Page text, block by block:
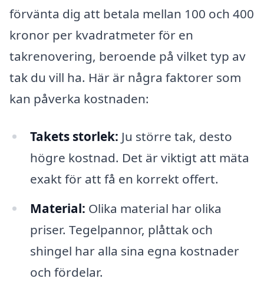
förvänta dig att betala mellan 100 och 400
kronor per kvadratmeter för en
takrenovering, beroende på vilket typ av
tak du vill ha. Här är några faktorer som
kan påverka kostnaden:
Takets storlek: Ju större tak, desto
högre kostnad. Det är viktigt att mäta
exakt för att få en korrekt offert.
Material: Olika material har olika
priser. Tegelpannor, plåttak och
shingel har alla sina egna kostnader
och fördelar.